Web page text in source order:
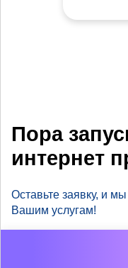
Пора
интернет
Оставьте заявку, и
Вашим услугам!